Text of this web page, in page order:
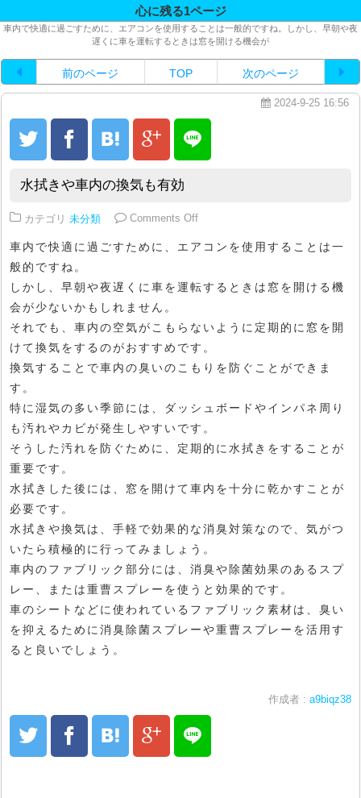
心に残る1ページ
車内で快適に過ごすために、エアコンを使用することは一般的ですね。しかし、早朝や夜
遅くに車を運転するときは窓を開ける機会が
前のページ TOP 次のページ
2024-9-25 16:56
水拭きや車内の換気も有効
カテゴリ 未分類 Comments Offon 水拭きや車内の換気も有効
車内で快適に過ごすために、エアコンを使用することは一
般的ですね。
しかし、早朝や夜遅くに車を運転するときは窓を開ける機
会が少ないかもしれません。
それでも、車内の空気がこもらないように定期的に窓を開
けて換気をするのがおすすめです。
換気することで車内の臭いのこもりを防ぐことができま
す。
特に湿気の多い季節には、ダッシュボードやインパネ周り
も汚れやカビが発生しやすいです。
そうした汚れを防ぐために、定期的に水拭きをすることが
重要です。
水拭きした後には、窓を開けて車内を十分に乾かすことが
必要です。
水拭きや換気は、手軽で効果的な消臭対策なので、気がつ
いたら積極的に行ってみましょう。
車内のファブリック部分には、消臭や除菌効果のあるスプ
レー、または重曹スプレーを使うと効果的です。
車のシートなどに使われているファブリック素材は、臭い
を抑えるために消臭除菌スプレーや重曹スプレーを活用す
ると良いでしょう。
作成者 : a9biqz38